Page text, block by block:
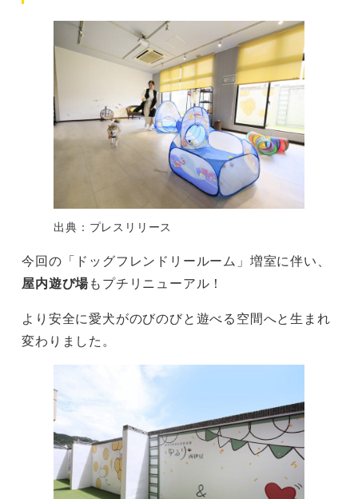
出典：プレスリリース
今回の「ドッグフレンドリールーム」増室に伴い、
屋内遊び場もプチリニューアル！
より安全に愛犬がのびのびと遊べる空間へと生まれ
変わりました。